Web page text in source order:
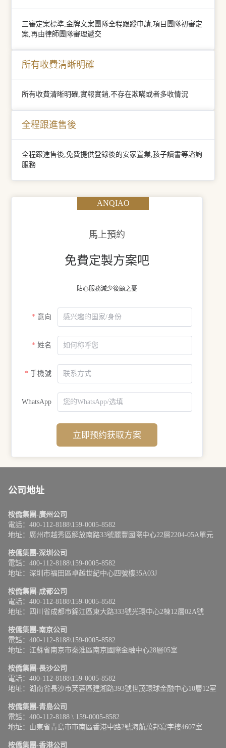
三審定案標準,金牌文案團隊全程跟蹤申請,項目團隊初審定
案,再由律師團隊審理遞交
所有收費清晰明確
所有收費清晰明確,實報實銷,不存在欺瞞或者多收情況
全程跟進售後
全程跟進售後,免費提供登錄後的安家置業,孩子讀書等諮詢
服務
ANQIAO
馬上預約
免費定製方案吧
貼心服務減少後顧之憂
意向
姓名
手機號
WhatsApp
立即预约获取方案
公司地址
桉僑集團-廣州公司
電話：400-112-8188\159-0005-8582
地址：廣州市越秀區解放南路33號麗豐國際中心22層2204-05A單元
桉僑集團-深圳公司
電話：400-112-8188\159-0005-8582
地址：深圳市福田區卓越世紀中心四號樓35A03J
桉僑集團-成都公司
電話：400-112-8188\159-0005-8582
地址：四川省成都市錦江區東大路333號光環中心2棟12層02A號
桉僑集團-南京公司
電話：400-112-8188\159-0005-8582
地址：江蘇省南京市秦淮區南京國際金融中心28層05室
桉僑集團-長沙公司
電話：400-112-8188\159-0005-8582
地址：湖南省長沙市芙蓉區建湘路393號世茂環球金融中心10層12室
桉僑集團-青島公司
電話：400-112-8188 \ 159-0005-8582
地址：山東省青島市市南區香港中路2號海航萬邦寫字樓4607室
桉僑集團-香港公司